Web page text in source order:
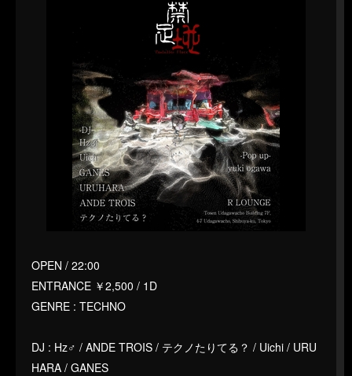
OPEN / 22:00
ENTRANCE ￥2,500 / 1D
GENRE : TECHNO
DJ : Hz♂ / ANDE TROIS / テクノたりてる？ / Uichi / URU
HARA / GANES